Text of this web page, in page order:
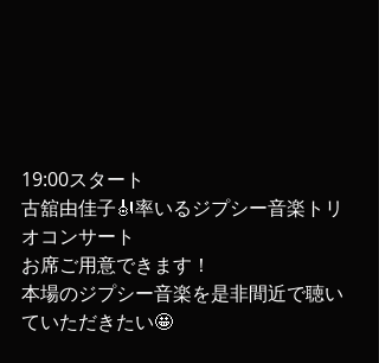
19:00スタート
古舘由佳子🎻率いるジプシー音楽トリ
オコンサート
お席ご用意できます！
本場のジプシー音楽を是非間近で聴い
ていただきたい🤩